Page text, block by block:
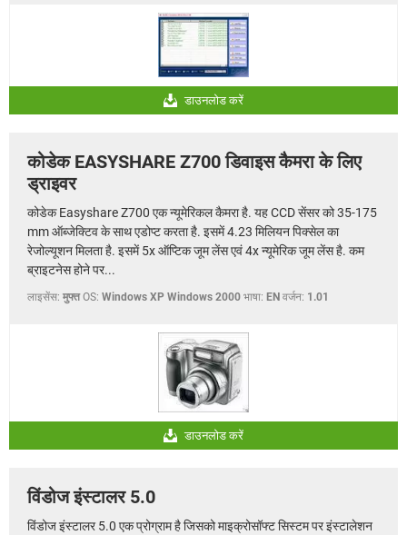
डाउनलोड करें
कोडेक EASYSHARE Z700 डिवाइस कैमरा के लिए
ड्राइवर
कोडेक Easyshare Z700 एक न्यूमेरिकल कैमरा है. यह CCD सेंसर को 35-175
mm ऑब्जेक्टिव के साथ एडोप्ट करता है. इसमें 4.23 मिलियन पिक्सेल का
रेजोल्यूशन मिलता है. इसमें 5x ऑप्टिक जूम लेंस एवं 4x न्यूमेरिक जूम लेंस है. कम
ब्राइटनेस होने पर...
लाइसेंस: मुफ्त OS: Windows XP Windows 2000 भाषा: EN वर्जन: 1.01
डाउनलोड करें
विंडोज इंस्टालर 5.0
विंडोज इंस्टालर 5.0 एक प्रोग्राम है जिसको माइक्रोसॉफ्ट सिस्टम पर इंस्टालेशन